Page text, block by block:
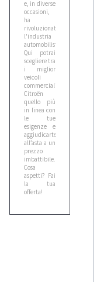
Ceccato
Cefla
2
Cesab
4
Citroen
1
Cmt
e, in diverse
occasioni,
ha
rivoluzionato
l'industria
automobilistica.
Qui potrai
scegliere tra
i miglior
veicoli
commerciali
Citroën
quello più
in linea con
le tue
esigenze e
aggiudicartelo
all’asta a un
prezzo
imbattibile.
Cosa
aspetti? Fai
la tua
offerta!